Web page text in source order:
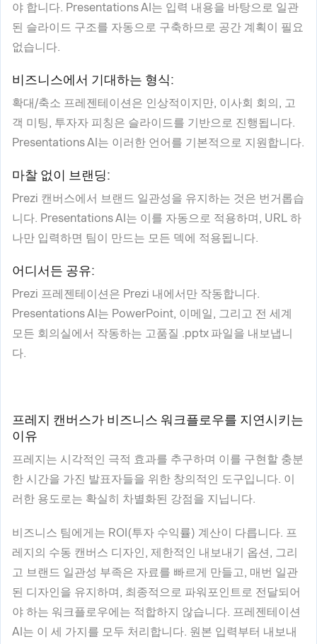
야 합니다. Presentations AI는 입력 내용을 바탕으로 일관
된 슬라이드 구조를 자동으로 구축하므로 공간 계획이 필요
없습니다.
비즈니스에서 기대하는 형식:
확대/축소 프레젠테이션은 인상적이지만, 이사회 회의, 고
객 미팅, 투자자 피칭은 슬라이드를 기반으로 진행됩니다.
Presentations AI는 이러한 언어를 기본적으로 지원합니다.
마찰 없이 브랜딩:
Prezi 캔버스에서 브랜드 일관성을 유지하는 것은 번거롭습
니다. Presentations AI는 이를 자동으로 적용하며, URL 하
나만 입력하면 팀이 만드는 모든 덱에 적용됩니다.
어디서든 공유:
Prezi 프레젠테이션은 Prezi 내에서만 작동합니다.
Presentations AI는 PowerPoint, 이메일, 그리고 전 세계
모든 회의실에서 작동하는 고품질 .pptx 파일을 내보냅니
다.
프레지 캔버스가 비즈니스 워크플로우를 지연시키는
이유
프레지는 시각적인 극적 효과를 추구하며 이를 구현할 충분
한 시간을 가진 발표자들을 위한 창의적인 도구입니다. 이
러한 용도로는 확실히 차별화된 강점을 지닙니다.
비즈니스 팀에게는 ROI(투자 수익률) 계산이 다릅니다. 프
레지의 수동 캔버스 디자인, 제한적인 내보내기 옵션, 그리
고 브랜드 일관성 부족은 자료를 빠르게 만들고, 매번 일관
된 디자인을 유지하며, 최종적으로 파워포인트로 전달되어
야 하는 워크플로우에는 적합하지 않습니다. 프레젠테이션
AI는 이 세 가지를 모두 처리합니다. 원본 입력부터 내보내